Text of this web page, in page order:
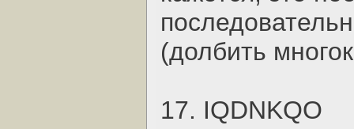
(долбить
17. IQDNKQO